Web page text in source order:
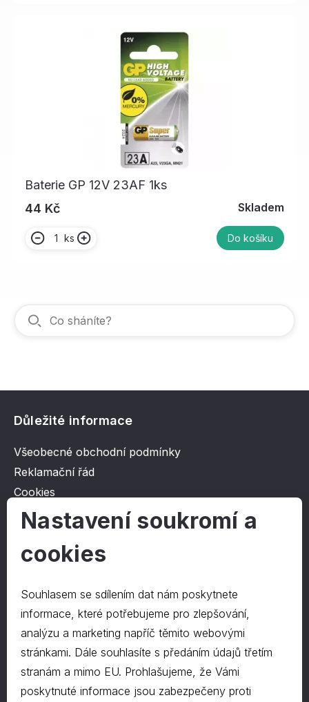
Baterie GP 12V 23AF 1ks
44 Kč
Skladem
ks Do košíku
Důležité informace
Všeobecné obchodní podmínky
Reklamační řád
Cookies
Ochrana osobních údajů
O společnosti
Kontakt
O nás
Kontakty
577 222 666
Nastavení soukromí a
cookies
Souhlasem se sdílením dat nám poskytnete
informace, které potřebujeme pro zlepšování,
analýzu a marketing napříč těmito webovými
stránkami. Dále souhlasíte s předáním údajů třetím
stranám a mimo EU. Prohlašujeme, že Vámi
poskytnuté informace jsou zabezpečeny proti